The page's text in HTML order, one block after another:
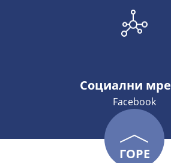
Социални
Facebook
ГОРЕ